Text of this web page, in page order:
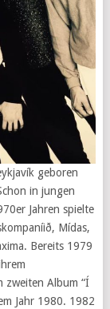
geboren
in jungen
Jahren spielte
Mídas,
Bereits 1979
zweiten Album “Í
Jahr 1980. 1982